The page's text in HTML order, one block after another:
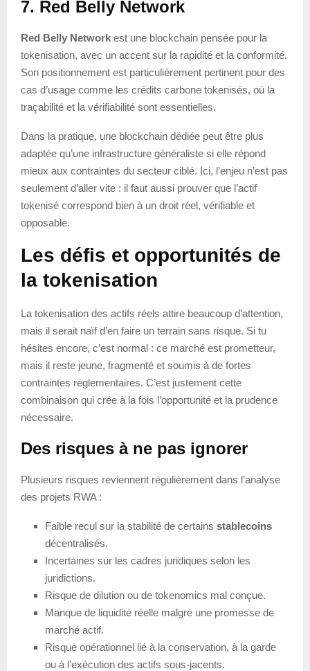
7. Red Belly Network
Red Belly Network est une blockchain pensée pour la
tokenisation, avec un accent sur la rapidité et la conformité.
Son positionnement est particulièrement pertinent pour des
cas d’usage comme les crédits carbone tokenisés, où la
traçabilité et la vérifiabilité sont essentielles.
Dans la pratique, une blockchain dédiée peut être plus
adaptée qu’une infrastructure généraliste si elle répond
mieux aux contraintes du secteur ciblé. Ici, l’enjeu n’est pas
seulement d’aller vite : il faut aussi prouver que l’actif
tokenisé correspond bien à un droit réel, vérifiable et
opposable.
Les défis et opportunités de
la tokenisation
La tokenisation des actifs réels attire beaucoup d’attention,
mais il serait naïf d’en faire un terrain sans risque. Si tu
hésites encore, c’est normal : ce marché est prometteur,
mais il reste jeune, fragmenté et soumis à de fortes
contraintes réglementaires. C’est justement cette
combinaison qui crée à la fois l’opportunité et la prudence
nécessaire.
Des risques à ne pas ignorer
Plusieurs risques reviennent régulièrement dans l’analyse
des projets RWA :
Faible recul sur la stabilité de certains stablecoins
décentralisés.
Incertaines sur les cadres juridiques selon les
juridictions.
Risque de dilution ou de tokenomics mal conçue.
Manque de liquidité réelle malgré une promesse de
marché actif.
Risque opérationnel lié à la conservation, à la garde
ou à l’exécution des actifs sous-jacents.